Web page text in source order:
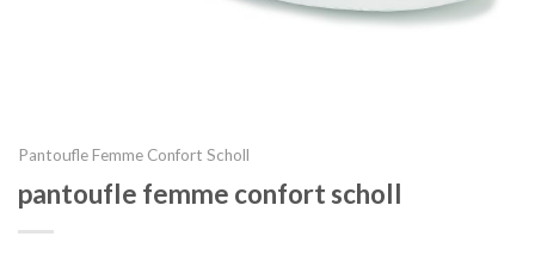
Pantoufle Femme Confort Scholl
pantoufle femme confort scholl